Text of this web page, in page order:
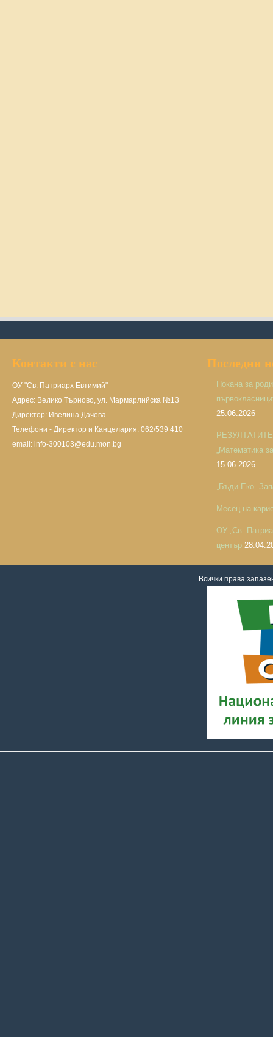
Контакти с нас
ОУ "Св. Патриарх Евтимий"
Адрес: Велико Търново, ул. Мармарлийска №13
Директор: Ивелина Дачева
Телефони - Директор и Канцелария: 062/539 410
email: info-300103@edu.mon.bg
Последни
Покана за
25.06.2026
РЕЗУЛТАТИТЕ
„Математика
15.06.2026
„Бъди Еко.
Месец на
ОУ „Св.
център
Всички права